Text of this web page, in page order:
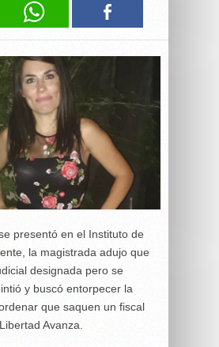
presentó en el Instituto de
la magistrada adujo que
designada pero se
y buscó entorpecer la
que saquen un fiscal
Avanza.